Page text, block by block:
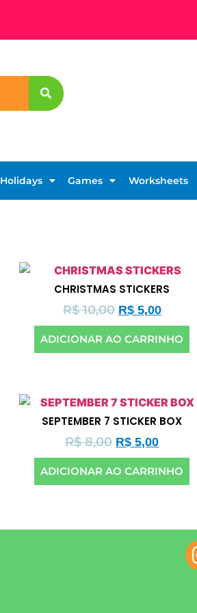
Holidays Games Worksheets
CHRISTMAS STICKERS
R$10,00 R$5,00
ADICIONAR AO CARRINHO
SEPTEMBER 7 STICKER BOX
R$8,00 R$ 5,00
ADICIONAR AO CARRINHO